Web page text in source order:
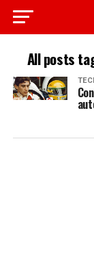
All posts